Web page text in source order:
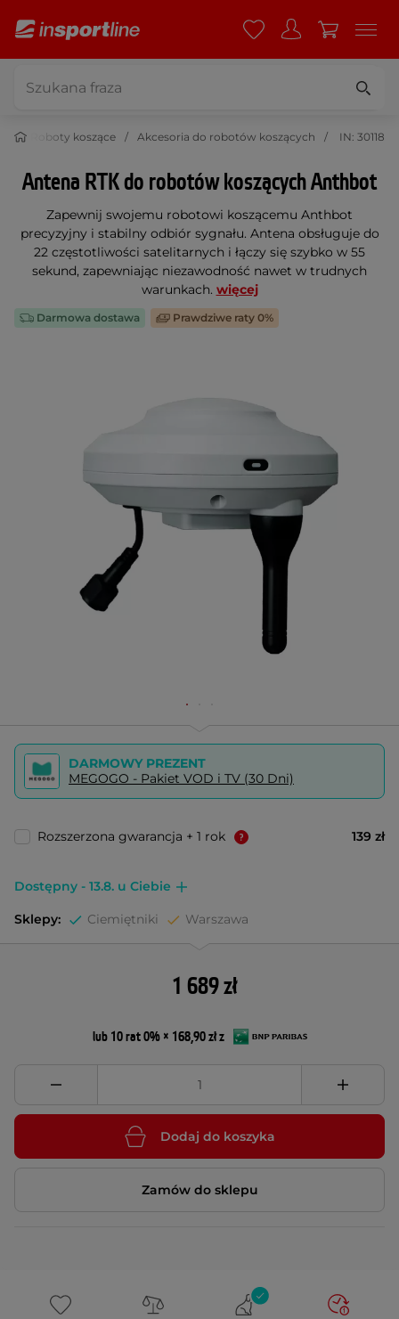
Roboty koszące Akcesoria do robotów koszących IN: 30118
Antena RTK do robotów koszących Anthbot
Zapewnij swojemu robotowi koszącemu Anthbot
precyzyjny i stabilny odbiór sygnału. Antena obsługuje do
22 częstotliwości satelitarnych i łączy się szybko w 55
sekund, zapewniając niezawodność nawet w trudnych
warunkach. więcej
Darmowa dostawa Prawdziwe raty 0%
DARMOWY PREZENT
MEGOGO - Pakiet VOD i TV (30 Dni)
Rozszerzona gwarancja + 1 rok 139 zł
Dostępny - 13.8. u Ciebie
Sklepy: Ciemiętniki Warszawa
1 689 zł
lub 10 rat 0% × 168,90 zł z
Dodaj do koszyka
Zamów do sklepu